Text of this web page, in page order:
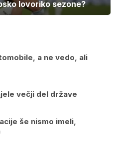
lovoriko sezone?
a ne vedo, ali
večji del države
še nismo imeli,